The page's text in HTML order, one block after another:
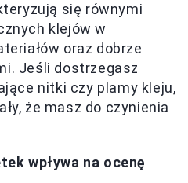
się równymi
klejów w
oraz dobrze
Jeśli dostrzegasz
nitki czy plamy kleju,
że masz do czynienia
wpływa na ocenę